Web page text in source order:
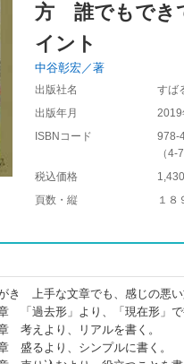
方 誰でもでき
イント
中谷彰宏／著
出版社名
すば
出版年月
2019
ISBNコード
978-
（4-
税込価格
頁数・縦
１
き 上手な文章でも、感じの悪い
「過去形」より、「現在形」で
考えより、リアルを書く。
盛るより、シンプルに書く。